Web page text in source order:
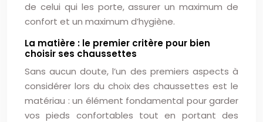
de celui qui les porte, assurer un maximum de
confort et un maximum d’hygiène.
La matière : le premier critère pour bien
choisir ses chaussettes
Sans aucun doute, l’un des premiers aspects à
considérer lors du choix des chaussettes est le
matériau : un élément fondamental pour garder
vos pieds confortables tout en portant des